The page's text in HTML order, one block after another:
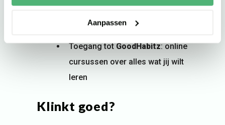
Aanpassen
Communicatietrainingen
(AFAS) softwaretrainingen
Toegang totGoodHabitz: online
cursussen over alles wat jij wilt
leren
Klinkt goed?